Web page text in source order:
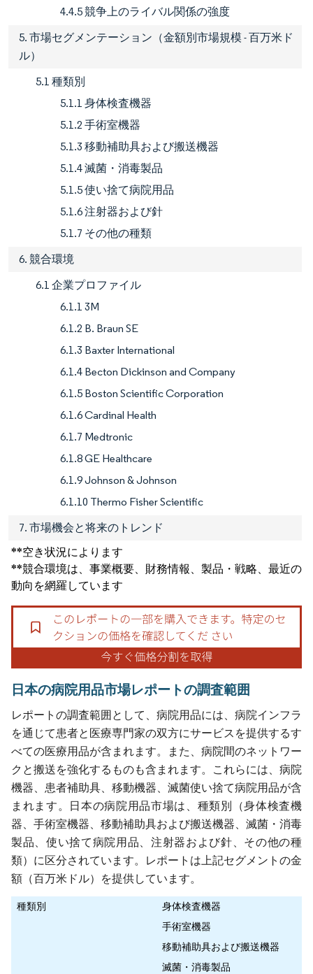
4.4.5 競争上のライバル関係の強度
5. 市場セグメンテーション（金額別市場規模 - 百万米ド
ル）
5.1 種類別
5.1.1 身体検査機器
5.1.2 手術室機器
5.1.3 移動補助具および搬送機器
5.1.4 滅菌・消毒製品
5.1.5 使い捨て病院用品
5.1.6 注射器および針
5.1.7 その他の種類
6. 競合環境
6.1 企業プロファイル
6.1.1 3M
6.1.2 B. Braun SE
6.1.3 Baxter International
6.1.4 Becton Dickinson and Company
6.1.5 Boston Scientific Corporation
6.1.6 Cardinal Health
6.1.7 Medtronic
6.1.8 GE Healthcare
6.1.9 Johnson & Johnson
6.1.10 Thermo Fisher Scientific
7. 市場機会と将来のトレンド
**空き状況によります
**競合環境は、事業概要、財務情報、製品・戦略、最近の
動向を網羅しています
日本の病院用品市場レポートの調査範囲
レポートの調査範囲として、病院用品には、病院インフラ
を通じて患者と医療専門家の双方にサービスを提供するす
べての医療用品が含まれます。また、病院間のネットワー
クと搬送を強化するものも含まれます。これらには、病院
機器、患者補助具、移動機器、滅菌使い捨て病院用品が含
まれます。日本の病院用品市場は、種類別（身体検査機
器、手術室機器、移動補助具および搬送機器、滅菌・消毒
製品、使い捨て病院用品、注射器および針、その他の種
類）に区分されています。レポートは上記セグメントの金
額（百万米ドル）を提供しています。
種類別
身体検査機器
手術室機器
移動補助具および搬送機器
滅菌・消毒製品